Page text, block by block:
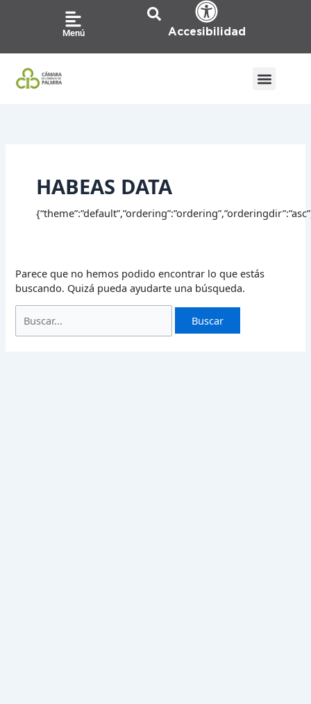
Menú Accesibilidad
HABEAS DATA
Parece que no hemos podido encontrar lo que estás
buscando. Quizá pueda ayudarte una búsqueda.